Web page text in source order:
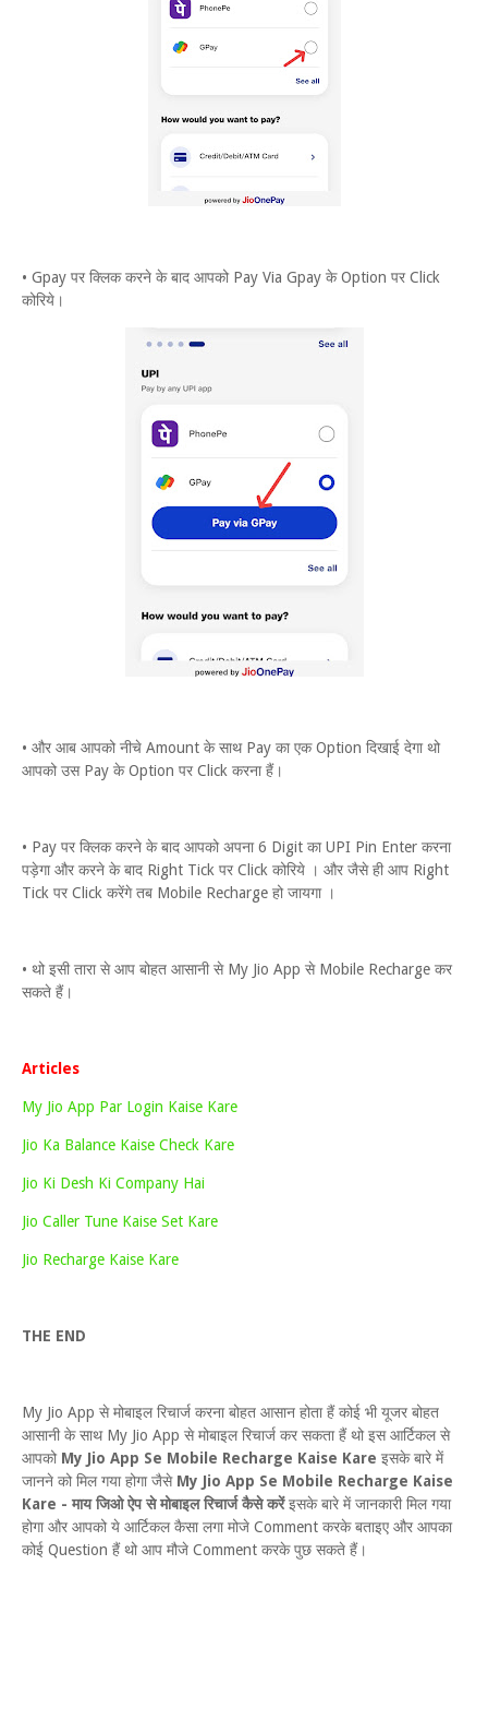
• Gpay पर क्लिक करने के बाद आपको Pay Via Gpay के Option पर Click
कोरिये।
• और आब आपको नीचे Amount के साथ Pay का एक Option दिखाई देगा थो
आपको उस Pay के Option पर Click करना हैं।
• Pay पर क्लिक करने के बाद आपको अपना 6 Digit का UPI Pin Enter करना
पड़ेगा और करने के बाद Right Tick पर Click कोरिये । और जैसे ही आप Right
Tick पर Click करेंगे तब Mobile Recharge हो जायगा ।
• थो इसी तारा से आप बोहत आसानी से My Jio App से Mobile Recharge कर
सकते हैं।
Articles
My Jio App Par Login Kaise Kare
Jio Ka Balance Kaise Check Kare
Jio Ki Desh Ki Company Hai
Jio Caller Tune Kaise Set Kare
Jio Recharge Kaise Kare
THE END
My Jio App से मोबाइल रिचार्ज करना बोहत आसान होता हैं कोई भी यूजर बोहत
आसानी के साथ My Jio App से मोबाइल रिचार्ज कर सकता हैं थो इस आर्टिकल से
आपको My Jio App Se Mobile Recharge Kaise Kare इसके बारे में
जानने को मिल गया होगा जैसे My Jio App Se Mobile Recharge Kaise
Kare - माय जिओ ऐप से मोबाइल रिचार्ज कैसे करेंइसके बारे में जानकारी मिल गया
होगा और आपको ये आर्टिकल कैसा लगा मोजे Comment करके बताइए और आपका
कोई Question हैं थो आप मौजे Comment करके पुछ सकते हैं।